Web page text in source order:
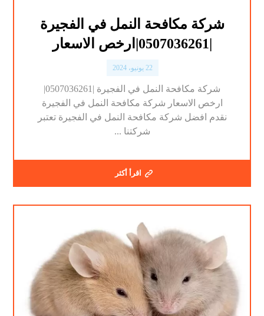
شركة مكافحة النمل في الفجيرة
|0507036261|ارخص الاسعار
22 يونيو، 2024
شركة مكافحة النمل في الفجيرة |0507036261|
ارخص الاسعار شركة مكافحة النمل في الفجيرة
نقدم افضل شركة مكافحة النمل في الفجيرة تعتبر
شركتنا ...
اقرأ أكثر